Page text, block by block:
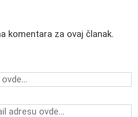
komentara za ovaj članak.